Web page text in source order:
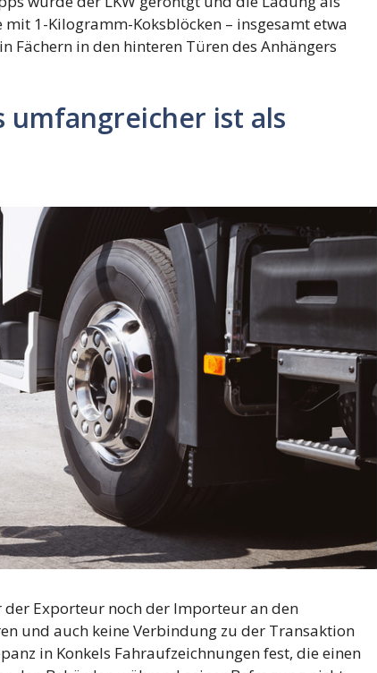
1-Kilogramm-Koksblöcken – insgesamt etwa
Fächern in den hinteren Türen des Anhängers
umfangreicher ist als
Exporteur noch der Importeur an den
und auch keine Verbindung zu der Transaktion
in Konkels Fahraufzeichnungen fest, die einen